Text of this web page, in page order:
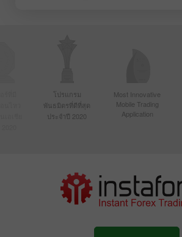
โปรแกรม
พันธมิตรที่ดีที่สุด
ประจำปี 2020
Most Innovative
Mobile Trading
Application